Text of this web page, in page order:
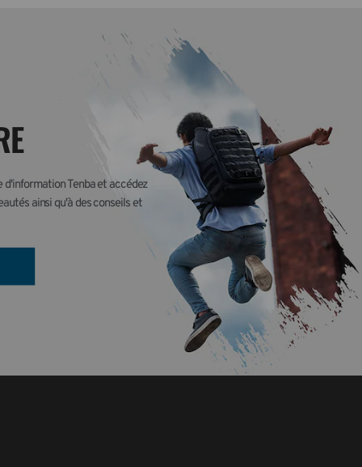
d'information Tenba et accédez
ainsi qu'à des conseils et